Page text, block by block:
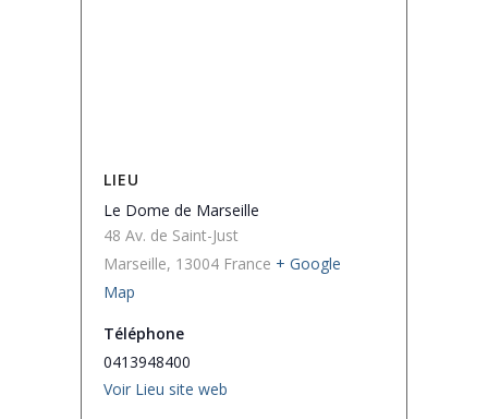
LIEU
Le Dome de Marseille
48 Av. de Saint-Just
Marseille, 13004 France + Google
Map
Téléphone
0413948400
Voir Lieu site web